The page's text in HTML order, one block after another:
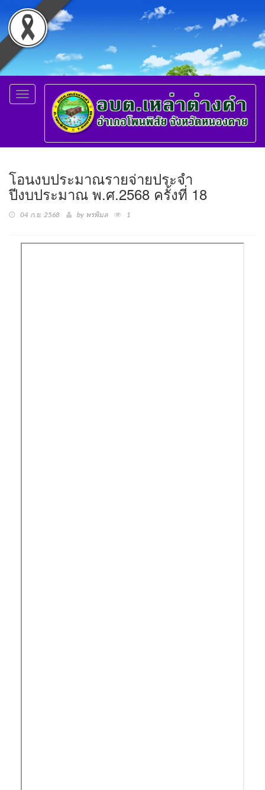
Toggle
navigation
โอนงบประมาณรายจ่ายประจำ
ปีงบประมาณ พ.ศ.2568 ครั้งที่ 18
04 ก.ย. 2568 by พรพิมล 1